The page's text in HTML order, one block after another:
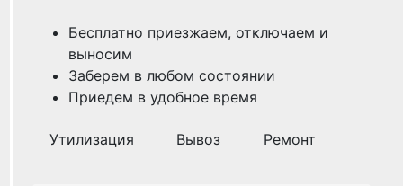
Бесплатно приезжаем, отключаем и
выносим
Заберем в любом состоянии
Приедем в удобное время
Утилизация Вывоз Ремонт